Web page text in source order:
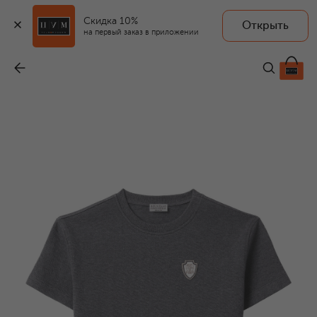
Скидка 10%
на первый заказ в приложении
Открыть
23 500 ₽